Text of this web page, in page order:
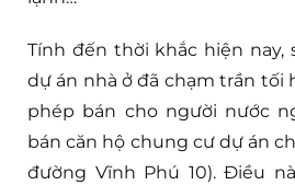
Tính đến thời khắc hiện nay,
dự án nhà ở đã chạm trần tối
phép bán cho người nước
bán căn hộ chung cư dự án
đường Vĩnh Phú 10). Điều